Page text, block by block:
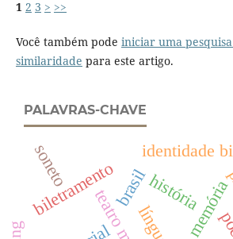
1 2 3 > >>
Você também pode iniciar uma
similaridade para este artigo.
PALAVRAS-CHAVE
brasilhistóriamemória
biletramento
identidade
soneto